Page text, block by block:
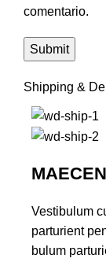
comentario.
Shipping &
Vestibulum
parturient
bulum